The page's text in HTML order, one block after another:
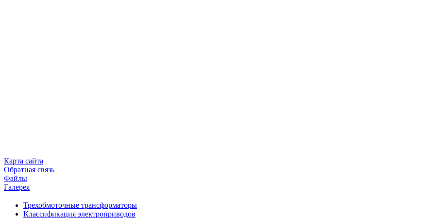
Карта сайта
Обратная связь
Файлы
Галерея
Трехобмоточные трансформаторы
Классификация электроприводов